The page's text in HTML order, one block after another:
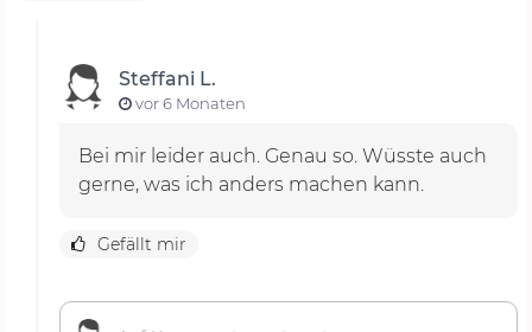
Steffani L.
vor 6 Monaten
Bei mir leider auch. Genau so. Wüsste auch
gerne, was ich anders machen kann.
Gefällt mir